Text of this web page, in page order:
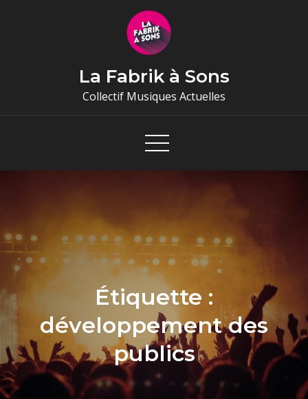
La Fabrik à Sons
Collectif Musiques Actuelles
Étiquette :
développement des
publics